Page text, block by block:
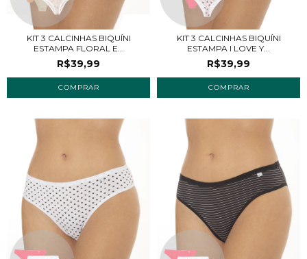
KIT 3 CALCINHAS BIQUÍNI
ESTAMPA FLORAL E...
R$39,99
COMPRAR
KIT 3 CALCINHAS BIQUÍNI
ESTAMPA I LOVE Y...
R$39,99
COMPRAR